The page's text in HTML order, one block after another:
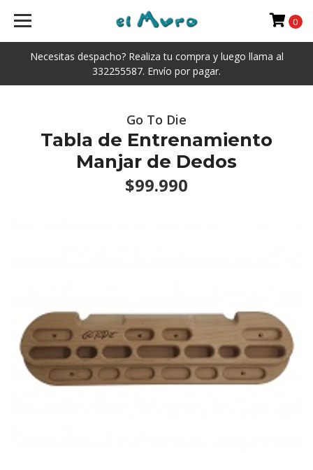
Necesitas despacho? Realiza tu compra y luego llama al
332255587. Envío por pagar.
0
Go To Die
Tabla de Entrenamiento
Manjar de Dedos
$99.990